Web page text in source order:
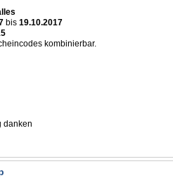
bis 19.10.2017
kombinierbar.
danken